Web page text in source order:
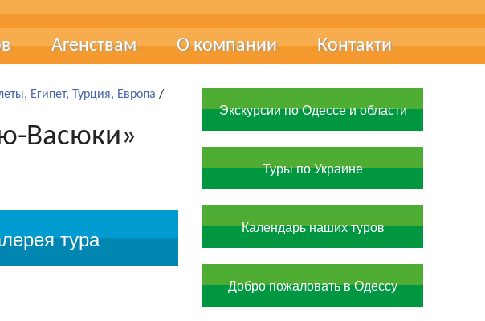
Агенствам
Туристичні виставки
О компании
Наші фахівці
Документи та сертифікати
Вакансії
Контакти
Египет, Турция, Европа /
Васюки»
тура
Экскурсии по Одессе и области
Туры по Украине
Календарь наших туров
Добро пожаловать в Одессу